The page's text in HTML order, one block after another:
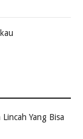
Yang Bisa